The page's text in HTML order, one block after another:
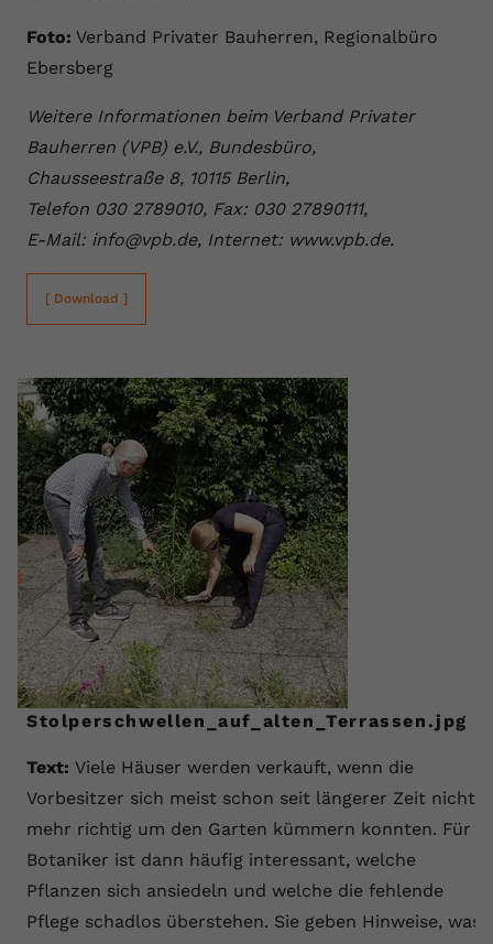
Foto: Verband Privater Bauherren, Regionalbüro
Ebersberg
Weitere Informationen beim Verband Privater
Bauherren (VPB) e.V., Bundesbüro,
Chausseestraße 8, 10115 Berlin,
Telefon 030 2789010, Fax: 030 27890111,
E-Mail: info@vpb.de, Internet: www.vpb.de.
[ Download ]
Stolperschwellen_auf_alten_Terrassen.jpg
Text: Viele Häuser werden verkauft, wenn die
Vorbesitzer sich meist schon seit längerer Zeit nicht
mehr richtig um den Garten kümmern konnten. Für
Botaniker ist dann häufig interessant, welche
Pflanzen sich ansiedeln und welche die fehlende
Pflege schadlos überstehen. Sie geben Hinweise, was